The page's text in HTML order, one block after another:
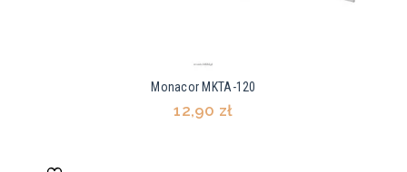
Monacor MKTA-120
12,90 zł